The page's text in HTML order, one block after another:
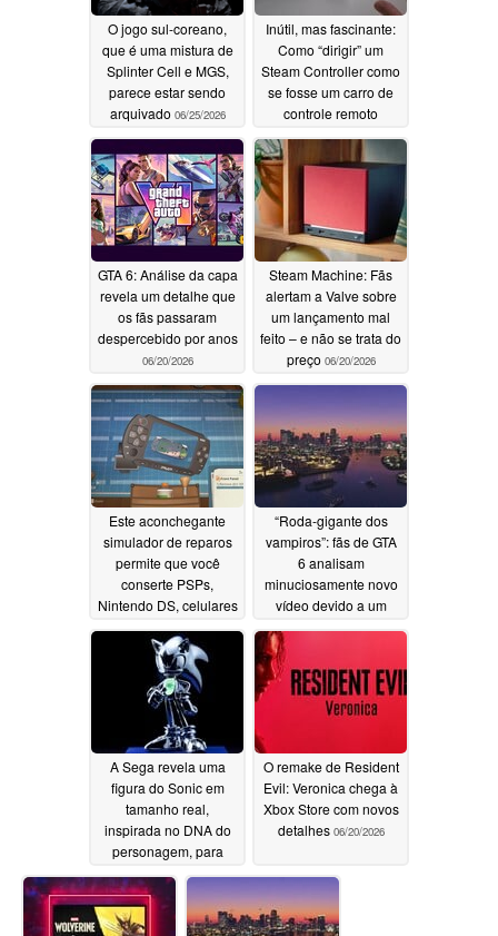
O jogo sul-coreano,
que é uma mistura de
Splinter Cell e MGS,
parece estar sendo
arquivado 06/25/2026
Inútil, mas fascinante:
Como “dirigir” um
Steam Controller como
se fosse um carro de
controle remoto
06/20/2026
GTA 6: Análise da capa
revela um detalhe que
os fãs passaram
despercebido por anos
06/20/2026
Steam Machine: Fãs
alertam a Valve sobre
um lançamento mal
feito – e não se trata do
preço 06/20/2026
Este aconchegante
simulador de reparos
permite que você
conserte PSPs,
Nintendo DS, celulares
flip e aparelhos retrô
na Akihabara dos anos
200006/20/2026
“Roda-gigante dos
vampiros”: fãs de GTA
6 analisam
minuciosamente novo
vídeo devido a um
detalhe curioso
A Sega revela uma
figura do Sonic em
tamanho real,
inspirada no DNA do
personagem, para
comemorar o 35º
aniversário
06/20/2026
O remake de Resident
Evil: Veronica chega à
Xbox Store com novos
detalhes 06/20/2026